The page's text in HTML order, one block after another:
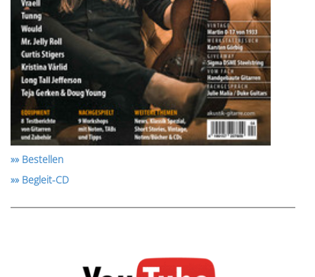
»» Bestellen
»» Begleit-CD